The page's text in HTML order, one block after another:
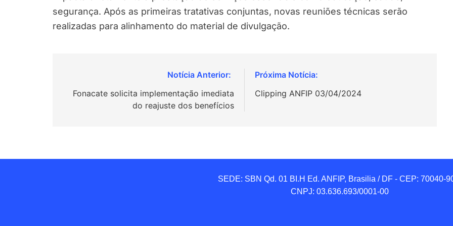
segurança. Após as primeiras tratativas conjuntas, novas reuniões técnicas serão
realizadas para alinhamento do material de divulgação.
deFonacate solicita implementação imediata
do reajuste dos benefícios
Clipping ANFIP 03/04/2024
SEDE: SBN Qd. 01 BI.H Ed. ANFIP, Brasilia / DF - CEP: 70040-
CNPJ: 03.636.693/0001-00